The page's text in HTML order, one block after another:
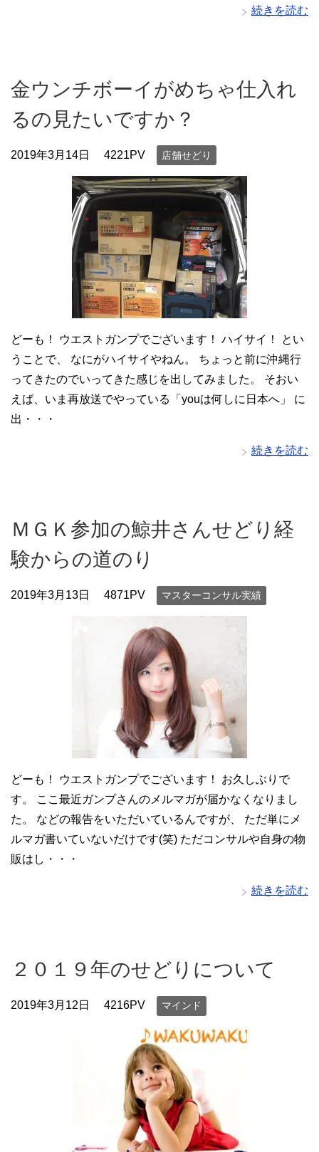
続きを読む
金ウンチボーイがめちゃ仕入れ
るの見たいですか？
2019年3月14日 4221PV 店舗せどり
どーも！ ウエストガンプでございます！ ハイサイ！ とい
うことで、 なにがハイサイやねん。 ちょっと前に沖縄行
ってきたのでいってきた感じを出してみました。 そおい
えば、いま再放送でやっている「youは何しに日本へ」 に
出・・・
続きを読む
ＭＧＫ参加の鯨井さんせどり経
験からの道のり
2019年3月13日 4871PV マスターコンサル実績
どーも！ ウエストガンプでございます！ お久しぶりで
す。 ここ最近ガンプさんのメルマガが届かなくなりまし
た。 などの報告をいただいているんですが、 ただ単にメ
ルマガ書いていないだけです(笑) ただコンサルや自身の物
販はし・・・
続きを読む
２０１９年のせどりについて
2019年3月12日 4216PV マインド